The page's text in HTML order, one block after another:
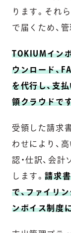
ります。それ
で届くため、
TOKIUMイン
ウンロード、
を代行し、支
領クラウドで
受領した請求
わせにより、
認・仕訳、会
します。請求
で、ファイリ
ンボイス制度